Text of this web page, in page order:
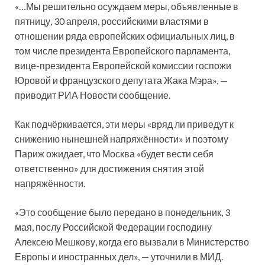
«…Мы решительно осуждаем меры, объявленные в
пятницу, 30 апреля, российскими властями в
отношении ряда европейских официальных лиц, в
том числе президента Европейского парламента,
вице-президента Европейской комиссии госпожи
Юровой и французского депутата Жака Мэра», —
приводит РИА Новости сообщение.
Как подчёркивается, эти меры «вряд ли приведут к
снижению нынешней напряжённости» и поэтому
Париж ожидает, что Москва «будет вести себя
ответственно» для достижения снятия этой
напряжённости.
«Это сообщение было передано в понедельник, 3
мая, послу Российской Федерации господину
Алексею Мешкову, когда его вызвали в Министерство
Европы и иностранных дел», — уточнили в МИД.